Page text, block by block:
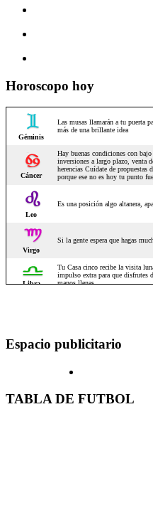
Horoscopo hoy
Espacio publicitario
TABLA DE FUTBOL